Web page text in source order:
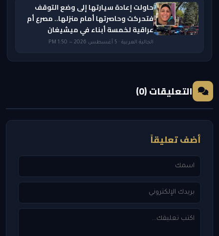
حاولت إعادة سيارتها إلى وضع التوقف
فتحركت وحاصرتها أمام منزلها.. مصرع أم
عراقية لخمسة أبناء في ميشيغان
الجالية العربية · 5 أغسطس 2026 — 1:50 PM
التعليقات (0)
أضف تعليقاً